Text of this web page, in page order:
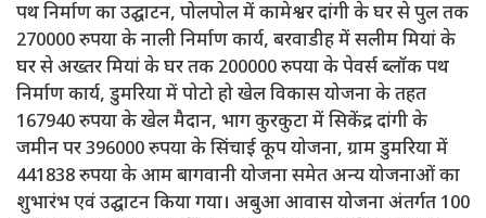
पथ निर्माण का उद्घाटन, पोलपोल में कामेश्वर दांगी के घर से पुल तक
270000 रुपया के नाली निर्माण कार्य, बरवाडीह में सलीम मियां के
घर से अख्तर मियां के घर तक 200000 रुपया के पेवर्स ब्लॉक पथ
निर्माण कार्य, डुमरिया में पोटो हो खेल विकास योजना के तहत
167940 रुपया के खेल मैदान, भाग कुरकुटा में सिकेंद्र दांगी के
जमीन पर 396000 रुपया के सिंचाई कूप योजना, ग्राम डुमरिया में
441838 रुपया के आम बागवानी योजना समेत अन्य योजनाओं का
शुभारंभ एवं उद्घाटन किया गया। अबुआ आवास योजना अंतर्गत 100